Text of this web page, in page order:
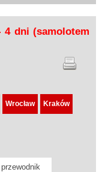
4 dni (samolotem
Wrocław Kraków